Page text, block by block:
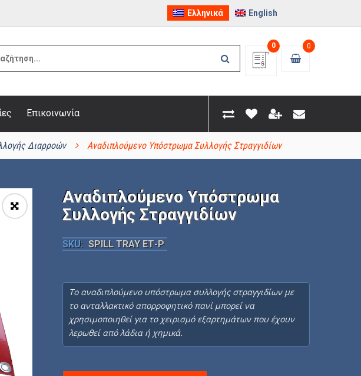
Ελληνικά English
0
0
Επικοινωνία
Διαρροών Αναδιπλούμενο Υπόστρωμα Συλλογής Στραγγιδίων
🔍
Αναδιπλούμενο Υπόστρωμα
Συλλογής Στραγγιδίων
SKU: SPILL TRAY EΤ-P
To αναδιπλούμενο υπόστρωμα συλλογής στραγγιδίων με
το ανταλλακτικό απορροφητικό πανί μπορεί να
χρησιμοποιηθεί για το χειρισμό εξαρτημάτων που έχουν
λερωθεί από λάδια ή χημικά.